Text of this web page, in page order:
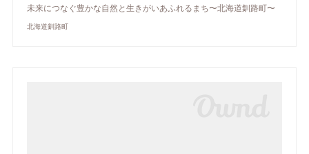
未来につなぐ豊かな自然と生きがいあふれるまち〜北海道釧路町〜
北海道釧路町